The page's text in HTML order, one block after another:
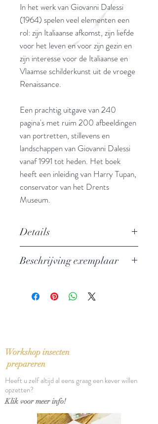
In het werk van Giovanni Dalessi
(1964) spelen veel elementen een
rol: zijn Italiaanse afkomst, zijn liefde
voor het leven en voor zijn gezin en
zijn interesse voor de Italiaanse en
Vlaamse schilderkunst uit de vroege
Renaissance.
Een prachtig uitgave van 240
pagina's met ruim 200 afbeeldingen
van portretten, stillevens en
landschappen van Giovanni Dalessi
vanaf 1991 tot heden. Het boek
heeft een inleiding van Harry Tupan,
conservator van het Drents
Museum.
Details
Auteur: Giovanni Dalessi, Harry
ISBN: 9789070108809
Aantal pagina's: 260
Beschrijving exemplaar
Workshop insecten
prepareren
Heeft u zelf altijd al eens graag een kever willen
opzetten?
Klik voor meer info!